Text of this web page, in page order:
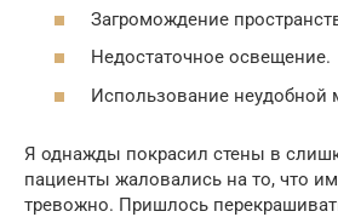
Загромождение
Недостаточное освещение.
Использование неудобной
Я однажды покрасил стены в
пациенты жаловались на то, что
тревожно. Пришлось